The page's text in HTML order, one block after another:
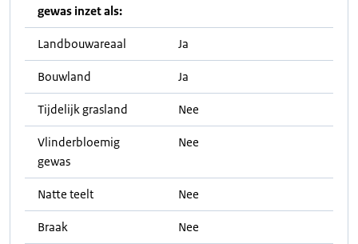
gewas inzet als:
Landbouwareaal Ja
Bouwland Ja
Tijdelijk grasland Nee
Vlinderbloemig
gewas
Nee
Natte teelt Nee
Braak Nee